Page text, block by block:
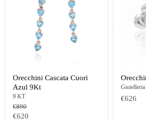
Orecchini Cascata Cuori
Azul 9Kt
9 KT
Prezzo
originale
€890
Prezzo
€620
€626